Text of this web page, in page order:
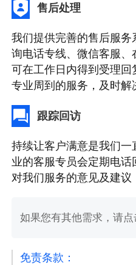
售后处理
我们提供完善的售后服
询电话专线、微信客服
可在工作日内得到受理
专业周到的服务，及时解
跟踪回访
持续让客户满意是我们
业的客服专员会定期电
对我们服务的意见及建议
如果您有其他需求，请点
免责条款：